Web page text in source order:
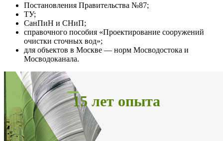
Постановления Правительства №87;
ТУ;
СанПиН и СНиП;
справочного пособия «Проектирование сооружений
очистки сточных вод»;
для объектов в Москве — норм Мосводостока и
Мосводоканала.
15 лет опыта